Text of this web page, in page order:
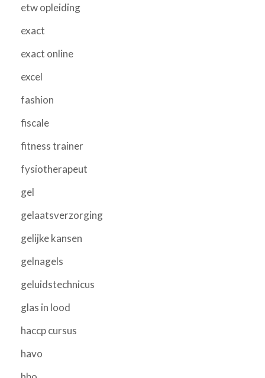
etw opleiding
exact
exact online
excel
fashion
fiscale
fitness trainer
fysiotherapeut
gel
gelaatsverzorging
gelijke kansen
gelnagels
geluidstechnicus
glas in lood
haccp cursus
havo